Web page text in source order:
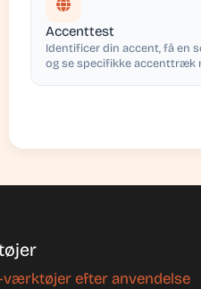
Accenttest
Identificer din accent, få en
og se specifikke accenttræk
værktøjer efter anvendelse